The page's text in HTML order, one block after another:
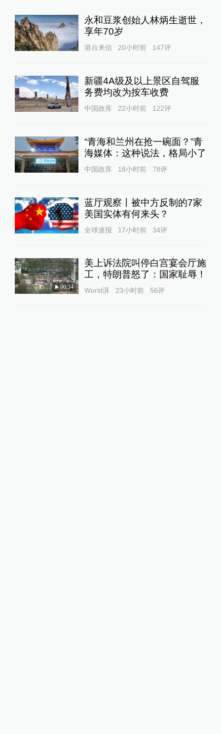
永和豆浆创始人林炳生逝世，
享年70岁
港台来信 20小时前 147评
新疆4A级及以上景区自驾服
务费均改为按车收费
中国政库 22小时前 122评
“青海和兰州在抢一碗面？”青
海媒体：这种说法，格局小了
中国政库 18小时前 78评
蓝厅观察丨被中方反制的7家
美国实体有何来头？
全球速报 17小时前 34评
00:34
美上诉法院叫停白宫宴会厅施
工，特朗普怒了：国家耻辱！
World湃 23小时前 56评